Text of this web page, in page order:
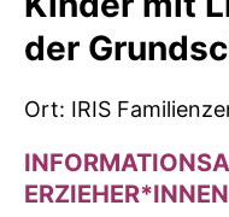
der
Ort: IRIS